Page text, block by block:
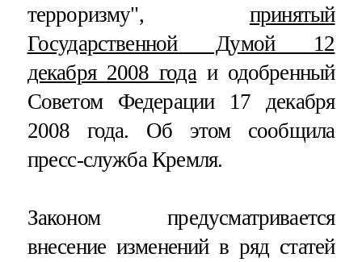
терроризму", принятый
Государственной Думой 12
декабря 2008 года и одобренный
Советом Федерации 17 декабря
2008 года. Об этом сообщила
пресс-служба Кремля.
Законом предусматривается
внесение изменений в ряд статей